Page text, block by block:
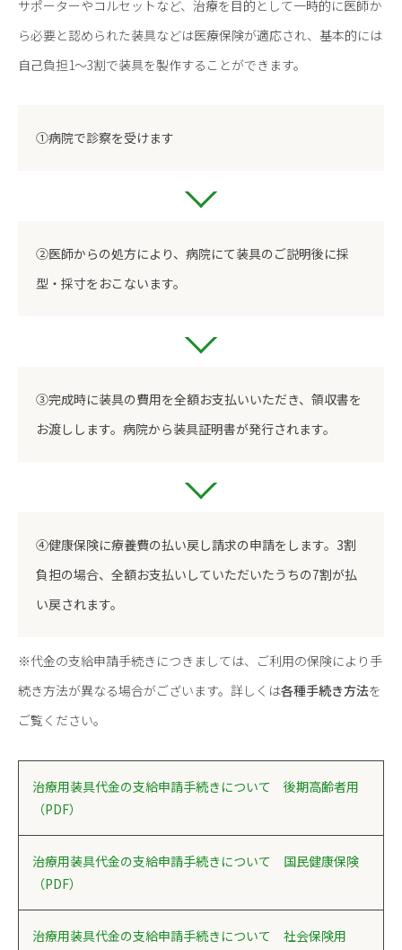
サポーターやコルセットなど、治療を目的として一時的に医師か
ら必要と認められた装具などは医療保険が適応され、基本的には
自己負担1～3割で装具を製作することができます。
①病院で診察を受けます
②医師からの処方により、病院にて装具のご説明後に採
型・採寸をおこないます。
③完成時に装具の費用を全額お支払いいただき、領収書を
お渡しします。病院から装具証明書が発行されます。
④健康保険に療養費の払い戻し請求の申請をします。3割
負担の場合、全額お支払いしていただいたうちの7割が払
い戻されます。
※代金の支給申請手続きにつきましては、ご利用の保険により手
続き方法が異なる場合がございます。詳しくは各種手続き方法を
ご覧ください。
治療用装具代金の支給申請手続きについて 後期高齢者用
（PDF）
治療用装具代金の支給申請手続きについて 国民健康保険
（PDF）
治療用装具代金の支給申請手続きについて 社会保険用